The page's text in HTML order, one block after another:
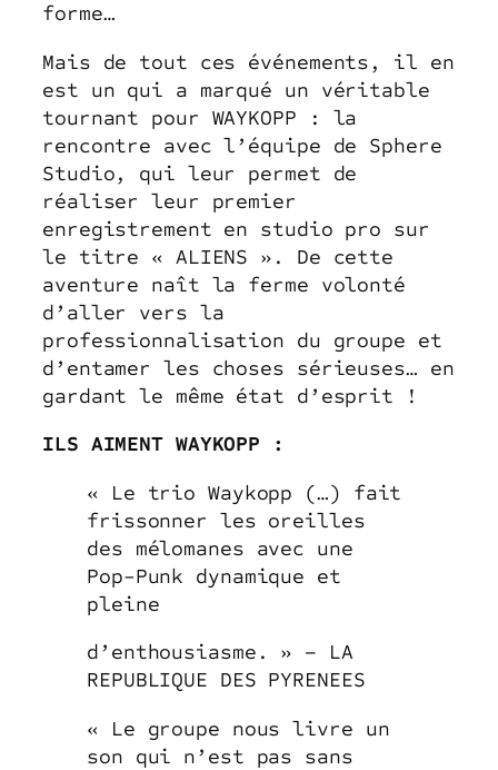
forme…
Mais de tout ces événements, il en
est un qui a marqué un véritable
tournant pour WAYKOPP : la
rencontre avec l’équipe de Sphere
Studio, qui leur permet de
réaliser leur premier
enregistrement en studio pro sur
le titre « ALIENS ». De cette
aventure naît la ferme volonté
d’aller vers la
professionnalisation du groupe et
d’entamer les choses sérieuses… en
gardant le même état d’esprit !
ILS AIMENT WAYKOPP :
« Le trio Waykopp (…) fait
frissonner les oreilles
des mélomanes avec une
Pop-Punk dynamique et
pleine
d’enthousiasme. » – LA
REPUBLIQUE DES PYRENEES
« Le groupe nous livre un
son qui n’est pas sans